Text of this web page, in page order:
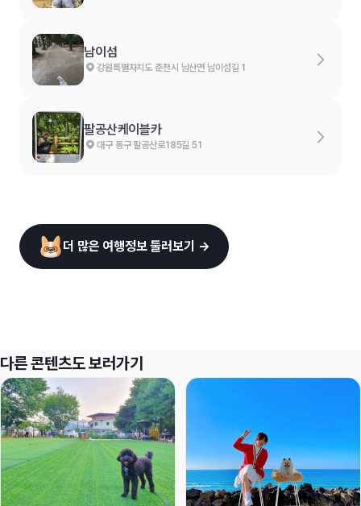
남이섬
강원특별자치도 춘천시 남산면 남이섬길 1
팔공산케이블카
대구 동구 팔공산로185길 51
더 많은 여행정보 둘러보기 →
다른 콘텐츠도 보러가기